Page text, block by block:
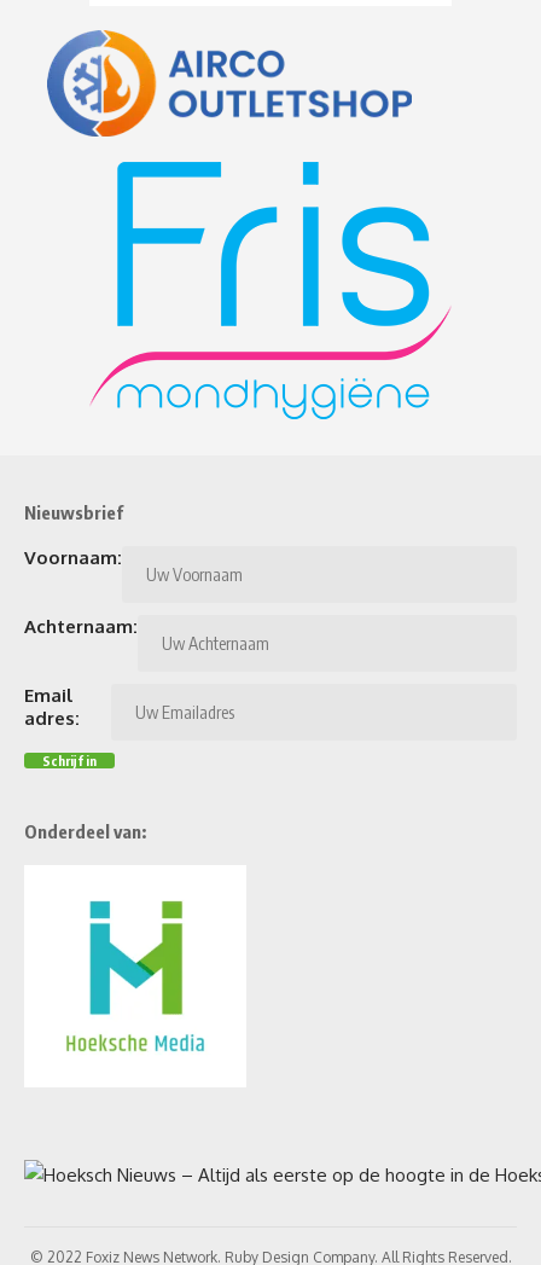
Nieuwsbrief
Voornaam:
Achternaam:
Email
adres:
Onderdeel van:
© 2022 Foxiz News Network. Ruby Design Company. All Rights Reserved.